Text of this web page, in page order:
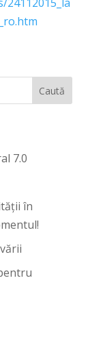
Caută
7.0
în